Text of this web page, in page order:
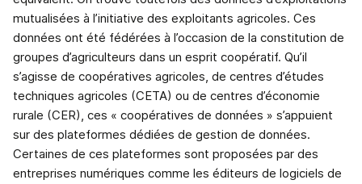
mutualisées à l’initiative des exploitants agricoles. Ces
données ont été fédérées à l’occasion de la constitution de
groupes d’agriculteurs dans un esprit coopératif. Qu’il
s’agisse de coopératives agricoles, de centres d’études
techniques agricoles (CETA) ou de centres d’économie
rurale (CER), ces « coopératives de données » s’appuient
sur des plateformes dédiées de gestion de données.
Certaines de ces plateformes sont proposées par des
entreprises numériques comme les éditeurs de logiciels de